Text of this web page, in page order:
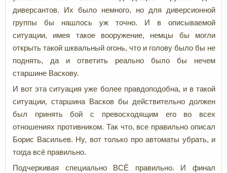
диверсантов. Их было немного, но для диверсионной
группы бы нашлось уж точно. И в описываемой
ситуации, имея такое вооружение, немцы бы могли
открыть такой шквальный огонь, что и голову было бы не
поднять, да и ответить реально было бы нечем
старшине Васкову.
И вот эта ситуация уже более правдоподобна, и в такой
ситуации, старшина Васков бы действительно должен
был принять бой с превосходящим его во всех
отношениях противником. Так что, все правильно описал
Борис Васильев. Ну, вот только про автоматы убрать, и
тогда всё правильно.
Подчеркивая специально ВСЁ правильно. И финал